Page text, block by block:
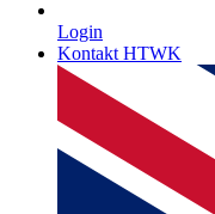
Login
Kontakt HTWK